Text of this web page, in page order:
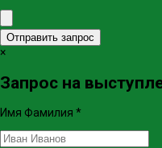
Отправить запрос
×
Запрос на
Имя Фамилия *